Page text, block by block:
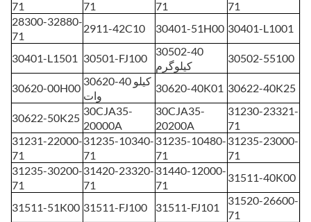
71
71
71
71
28300-32880-
71
2911-42C10 30401-51H00 30401-L1001
30401-L1501 30501-FJ100
30502-40
کیلوگرم
30502-55100
30620-00H00
30620-40 کیلو
وات
30620-40K01 30622-40K25
30622-50K25
30CJA35-
20000A
30CJA35-
20200A
31230-23321-
71
31231-22000-
71
31235-10340-
71
31235-10480-
71
31235-23000-
71
31235-30200-
71
31420-23320-
71
31440-12000-
71
31511-40K00
31511-51K00 31511-FJ100 31511-FJ101
31520-26600-
71